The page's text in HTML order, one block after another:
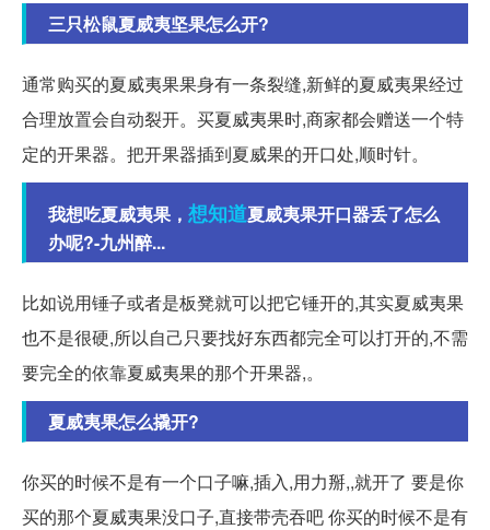
三只松鼠夏威夷坚果怎么开?
通常购买的夏威夷果果身有一条裂缝,新鲜的夏威夷果经过
合理放置会自动裂开。买夏威夷果时,商家都会赠送一个特
定的开果器。把开果器插到夏威果的开口处,顺时针。
我想吃夏威夷果， 想知道夏威夷果开口器丢了怎么
办呢?-九州醉...
比如说用锤子或者是板凳就可以把它锤开的,其实夏威夷果
也不是很硬,所以自己只要找好东西都完全可以打开的,不需
要完全的依靠夏威夷果的那个开果器,。
夏威夷果怎么撬开?
你买的时候不是有一个口子嘛,插入,用力掰,,就开了 要是你
买的那个夏威夷果没口子,直接带壳吞吧 你买的时候不是有